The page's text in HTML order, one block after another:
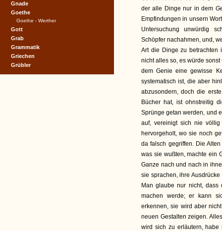
der alle Dinge nur in dem
Empfindungen in unsern
Untersuchung unwürdig
Schöpfer nachahmen, und,
Art die Dinge zu betrachten
nicht alles so, es würde
dem Genie eine gewisse
systematisch ist, die aber
abzusondern, doch die
Bücher hat, ist ohnstreitig
Sprünge getan werden, und
auf, vereinigt sich nie
hervorgeholt, wo sie noch
da falsch gegriffen. Die
was sie wußten, machte ein
Ganze nach und nach in
sie sprachen, ihre
Man glaube nur nicht,
machen werde; er kann
erkennen, sie wird aber
neuen Gestalten zeigen.
wird sich zu erläutern, habe
Gnade
Goethe
Goethe - Werther
Gott
Grab
Grammatik
Griechen
Grübler